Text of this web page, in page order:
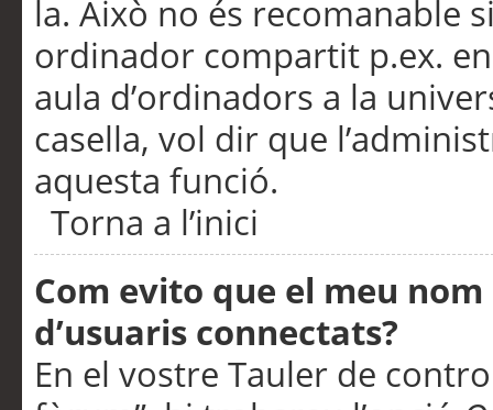
la. Això no és recomanable
ordinador compartit p.ex.
aula d’ordinadors a la
casella, vol dir que
aquesta funció.
Torna a l’inici
Com evito que el meu
d’usuaris connectats?
En el vostre Tauler de